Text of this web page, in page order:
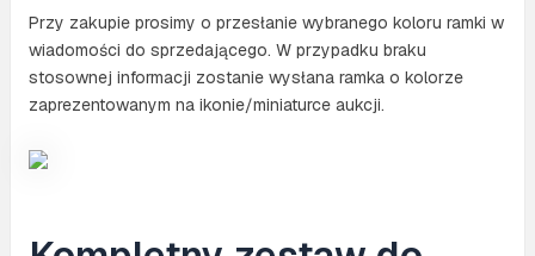
Przy zakupie prosimy o przesłanie wybranego koloru ramki w
wiadomości do sprzedającego. W przypadku braku
stosownej informacji zostanie wysłana ramka o kolorze
zaprezentowanym na ikonie/miniaturce aukcji.